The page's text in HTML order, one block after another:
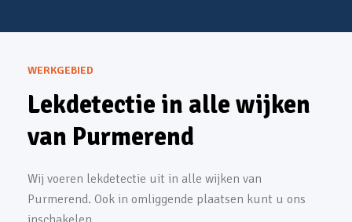
WERKGEBIED
Lekdetectie in alle wijken
van Purmerend
Wij voeren lekdetectie uit in alle wijken van
Purmerend. Ook in omliggende plaatsen kunt u ons